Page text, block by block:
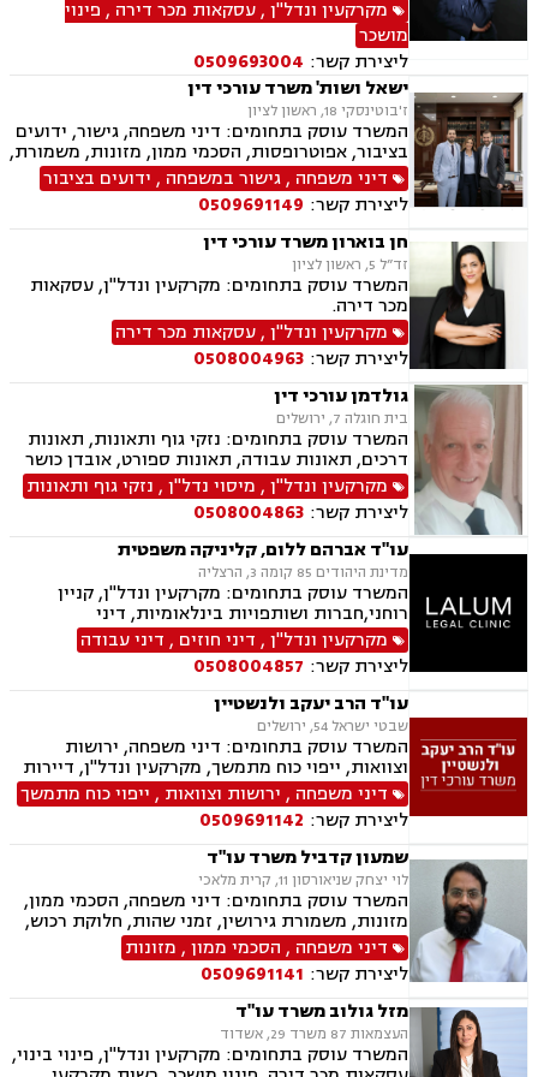
מקרקעין ונדל"ן,עסקאות מכר דירה , פינוי
מושכר
ליצירת קשר: 0509693004
ישאל ושות' משרד עורכי דין
ז'בוטינסקי 18, ראשון לציון
המשרד עוסק בתחומים: דיני משפחה, גישור, ידועים
בציבור, אפוטרופסות, הסכמי ממון, מזונות, משמורת,
גירושין, טוען רבני, חלוקת רכוש, מעמד אישי, זמני
שהות, אומנה, ניכור הורי, מקרקעין ונדל"ן, ליקויי
בניה, עסקאות מכר דירה, דיני חברות, מסחרי אזרחי,
צווי מניעה, הוצאה לפועל ירושות וצוואות, גישור
עסקי, סכסוכי שכנים
דיני משפחה ,גישור במשפחה , ידועים בציבור
ליצירת קשר: 0509691149
חן בוארון משרד עורכי דין
זד”ל 5, ראשון לציון
המשרד עוסק בתחומים: מקרקעין ונדל"ן, עסקאות
מכר דירה.
מקרקעין ונדל"ן,עסקאות מכר דירה
ליצירת קשר: 0508004963
גולדמן עורכי דין
בית חוגלה 7, ירושלים
המשרד עוסק בתחומים: נזקי גוף ותאונות, תאונות
דרכים, תאונות עבודה, תאונות ספורט, אובדן כושר
עבודה, תאונות עקב רשלנות, תביעות ביטוח ונזקי
רכוש, ביטוח לאומי, רשלנות רפואית, מקרקעין
ונדל"ן, אזרחות זרה ודרכון זר, דיני חוזים, דיני
ספורט, לשון הרע, ירושות וצוואות, מיסוי נדל"ן.
מקרקעין ונדל"ן, מיסוי נדל"ן, נזקי גוף ותאונות
ליצירת קשר: 0508004863
עו"ד אברהם ללום, קליניקה משפטית
מדינת היהודים 85 קומה 3, הרצליה
המשרד עוסק בתחומים: מקרקעין ונדל"ן, קניין
רוחני,חברות ושותפויות בינלאומיות, דיני
חברות,מיסוי בינלאומי ותכנון מס,בינה מלאכותית
(AI) וטכנולוגיה,יישוב סכסוכים ,ביטחון וניהול
משברים,,ייעוץ רגולטורי וחקיקה
מקרקעין ונדל"ן, דיני חוזים , דיני עבודה
ליצירת קשר: 0508004857
עו"ד הרב יעקב ולנשטיין
שבטי ישראל 54, ירושלים
המשרד עוסק בתחומים: דיני משפחה, ירושות
וצוואות, ייפוי כוח מתמשך, מקרקעין ונדל"ן, דיירות
מוגנת, עסקאות מכר דירה
דיני משפחה , ירושות וצוואות , ייפוי כוח מתמשך
ליצירת קשר: 0509691142
שמעון קדביל משרד עו"ד
לוי יצחק שניאורסון 11, קרית מלאכי
המשרד עוסק בתחומים: דיני משפחה, הסכמי ממון,
מזונות, משמורת גירושין, זמני שהות, חלוקת רכוש,
מעמד אישי, ניכור הורי, העברת בין דורית, ירושות
וצוואות, ייפוי כוח מתמשך, דיני חוזים, נדל"ן
ומקרקעין, עסקאות מכר דירה, פינוי מושכר
דיני משפחה , הסכמי ממון, מזונות
ליצירת קשר: 0509691141
מזל גולוב משרד עו"ד
העצמאות 87 משרד 29, אשדוד
המשרד עוסק בתחומים: מקרקעין ונדל"ן, פינוי בינוי,